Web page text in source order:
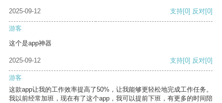
2025-09-12 支持[0] 反对[0]
游客
这个是app神器
2025-09-12 支持[0] 反对[0]
游客
这款app让我的工作效率提高了50%，让我能够更轻松地完成工作任务。
我以前经常加班，现在有了这个app，我可以提前下班，有更多的时间陪